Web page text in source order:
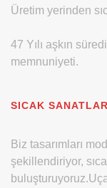
Üretim yerinden
47 Yılı aşkın
memnuniyeti.
SICAK SANATLAR
Biz tasarımları
şekillendiriyor,